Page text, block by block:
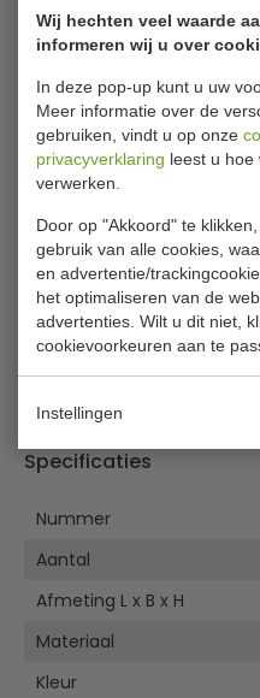
Wij hechten veel waarde
informeren wij u over
In deze pop-up kunt u uw
Meer informatie over de
gebruiken, vindt u op onze
privacyverklaring leest u hoe
verwerken.
Door op "Akkoord" te
gebruik van alle cookies,
en advertentie/
het optimaliseren van de
advertenties. Wilt u dit niet,
cookievoorkeuren aan te
Instellingen
Ofbetaal52,43in 3
✔ Gratis verzending* ✔ 24
prijsgarantie
karton 750 stuks
Milieuvriendelijke inschuif
opening om vers belegde
vuistje" te eten.
Ideaal voor het serveren,
broodjes en panini. Ook
Specificaties
Nummer
Aantal
Afmeting L x B x H
Materiaal
Kleur